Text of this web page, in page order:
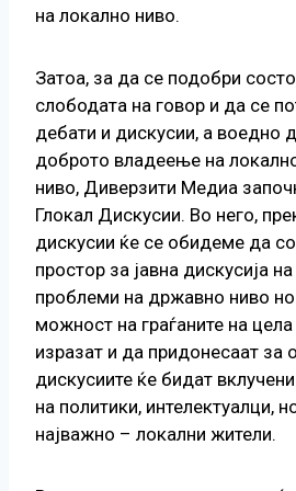
на локално ниво.
Затоа, за да се подобри
слободата на говор и да се
дебати и дискусии, а воедно
доброто владеење на
ниво, Диверзити Медиа
Глокал Дискусии. Во него,
дискусии ќе се обидеме да
простор за јавна дискусија
проблеми на државно ниво
можност на граѓаните на
изразат и да придонесаат за
дискусиите ќе бидат
на политики, интелектуалци,
најважно – локални жители.